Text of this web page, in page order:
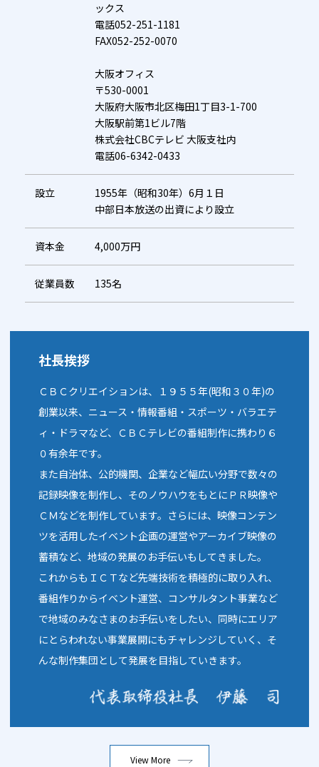
ックス
電話052-251-1181
FAX052-252-0070
大阪オフィス
〒530-0001
大阪府大阪市北区梅田1丁目3-1-700
大阪駅前第1ビル7階
株式会社CBCテレビ 大阪支社内
電話06-6342-0433
設立
1955年（昭和30年）6月１日
中部日本放送の出資により設立
資本金 4,000万円
従業員数 135名
社長挨拶
ＣＢＣクリエイションは、１９５５年(昭和３０年)の
創業以来、ニュース・情報番組・スポーツ・バラエテ
ィ・ドラマなど、ＣＢＣテレビの番組制作に携わり６
０有余年です。
また自治体、公的機関、企業など幅広い分野で数々の
記録映像を制作し、そのノウハウをもとにＰＲ映像や
ＣＭなどを制作しています。さらには、映像コンテン
ツを活用したイベント企画の運営やアーカイブ映像の
蓄積など、地域の発展のお手伝いもしてきました。
これからもＩＣＴなど先端技術を積極的に取り入れ、
番組作りからイベント運営、コンサルタント事業など
で地域のみなさまのお手伝いをしたい、同時にエリア
にとらわれない事業展開にもチャレンジしていく、そ
んな制作集団として発展を目指していきます。
View More